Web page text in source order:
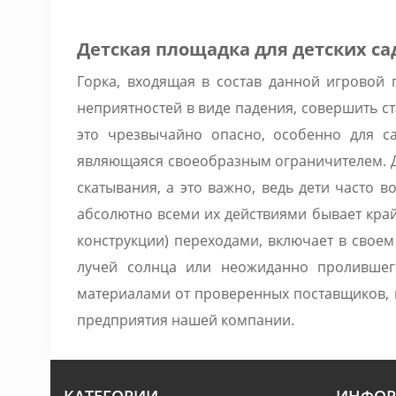
Детская площадка для детских
Горка, входящая в состав данной
неприятностей в виде падения, совершить
это чрезвычайно опасно, особенно для
являющаяся своеобразным ограничителем.
скатывания, а это важно, ведь дети часто
абсолютно всеми их действиями бывает
конструкции) переходами, включает в
лучей солнца или неожиданно
материалами от проверенных
предприятия нашей компании.